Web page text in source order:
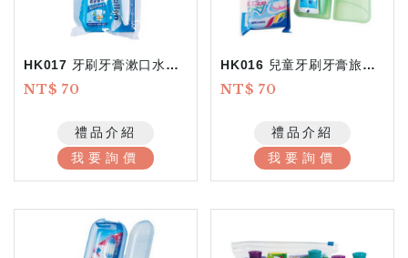
HK017 牙刷牙膏漱口水旅行組
NT$ 70
禮品介紹
我要詢價
HK016 兒童牙刷牙膏旅行組
NT$ 70
禮品介紹
我要詢價